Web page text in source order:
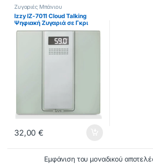
Ζυγαριές Μπάνιου
Izzy IZ-7011 Cloud Talking
Ψηφιακή Ζυγαριά σε Γκρι
χρώμα (ΕΩΣ 12 ΔΟΣΕΙΣ)
32,00€
Εμφάνιση του μοναδικού